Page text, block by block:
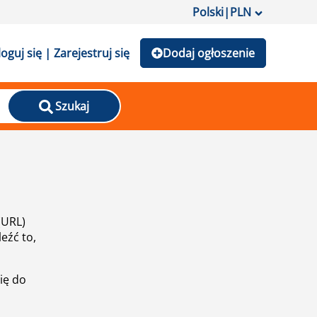
Polski|PLN
się | Zarejestruj się Dodaj ogłoszenie
Szukaj
to,
do